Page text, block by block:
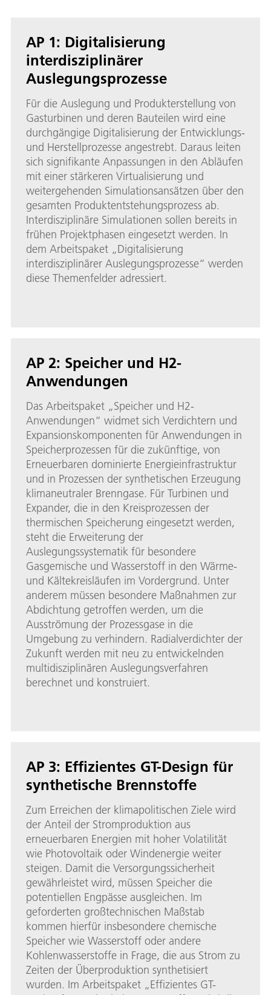
AP 1: Digitalisierung
interdisziplinärer
Auslegungsprozesse
Für die Auslegung und Produkterstellung von
Gasturbinen und deren Bauteilen wird eine
durchgängige Digitalisierung der Entwicklungs-
und Herstellprozesse angestrebt. Daraus leiten
sich signifikante Anpassungen in den Abläufen
mit einer stärkeren Virtualisierung und
weitergehenden Simulationsansätzen über den
gesamten Produktentstehungsprozess ab.
Interdisziplinäre Simulationen sollen bereits in
frühen Projektphasen eingesetzt werden. In
dem Arbeitspaket „Digitalisierung
interdisziplinärer Auslegungsprozesse“ werden
diese Themenfelder adressiert.
AP 2: Speicher und H2-
Anwendungen
Das Arbeitspaket „Speicher und H2-
Anwendungen“ widmet sich Verdichtern und
Expansionskomponenten für Anwendungen in
Speicherprozessen für die zukünftige, von
Erneuerbaren dominierte Energieinfrastruktur
und in Prozessen der synthetischen Erzeugung
klimaneutraler Brenngase. Für Turbinen und
Expander, die in den Kreisprozessen der
thermischen Speicherung eingesetzt werden,
steht die Erweiterung der
Auslegungssystematik für besondere
Gasgemische und Wasserstoff in den Wärme-
und Kältekreisläufen im Vordergrund. Unter
anderem müssen besondere Maßnahmen zur
Abdichtung getroffen werden, um die
Ausströmung der Prozessgase in die
Umgebung zu verhindern. Radialverdichter der
Zukunft werden mit neu zu entwickelnden
multidisziplinären Auslegungsverfahren
berechnet und konstruiert.
AP 3: Effizientes GT-Design für
synthetische Brennstoffe
Zum Erreichen der klimapolitischen Ziele wird
der Anteil der Stromproduktion aus
erneuerbaren Energien mit hoher Volatilität
wie Photovoltaik oder Windenergie weiter
steigen. Damit die Versorgungssicherheit
gewährleistet wird, müssen Speicher die
potentiellen Engpässe ausgleichen. Im
geforderten großtechnischen Maßstab
kommen hierfür insbesondere chemische
Speicher wie Wasserstoff oder andere
Kohlenwasserstoffe in Frage, die aus Strom zu
Zeiten der Überproduktion synthetisiert
wurden. Im Arbeitspaket „Effizientes GT-